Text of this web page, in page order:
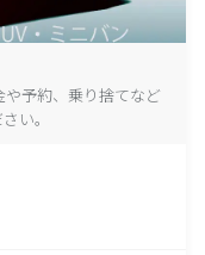
や予約、乗り捨てなど
い。